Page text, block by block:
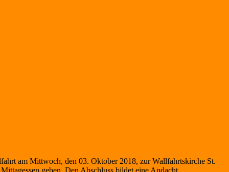
am Mittwoch, den 03. Oktober 2018, zur Wallfahrtskirche St.
geben. Den Abschluss bildet eine Andacht.